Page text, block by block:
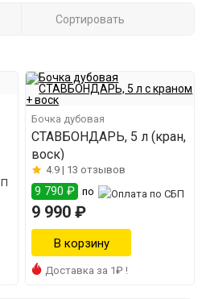
Сортировать
Бочка дубовая
СТАВБОНДАРЬ, 5 л (кран,
воск)
4.9 | 13 отзывов
9 790 ₽ по
9 990 ₽
Доставка за 1₽ !